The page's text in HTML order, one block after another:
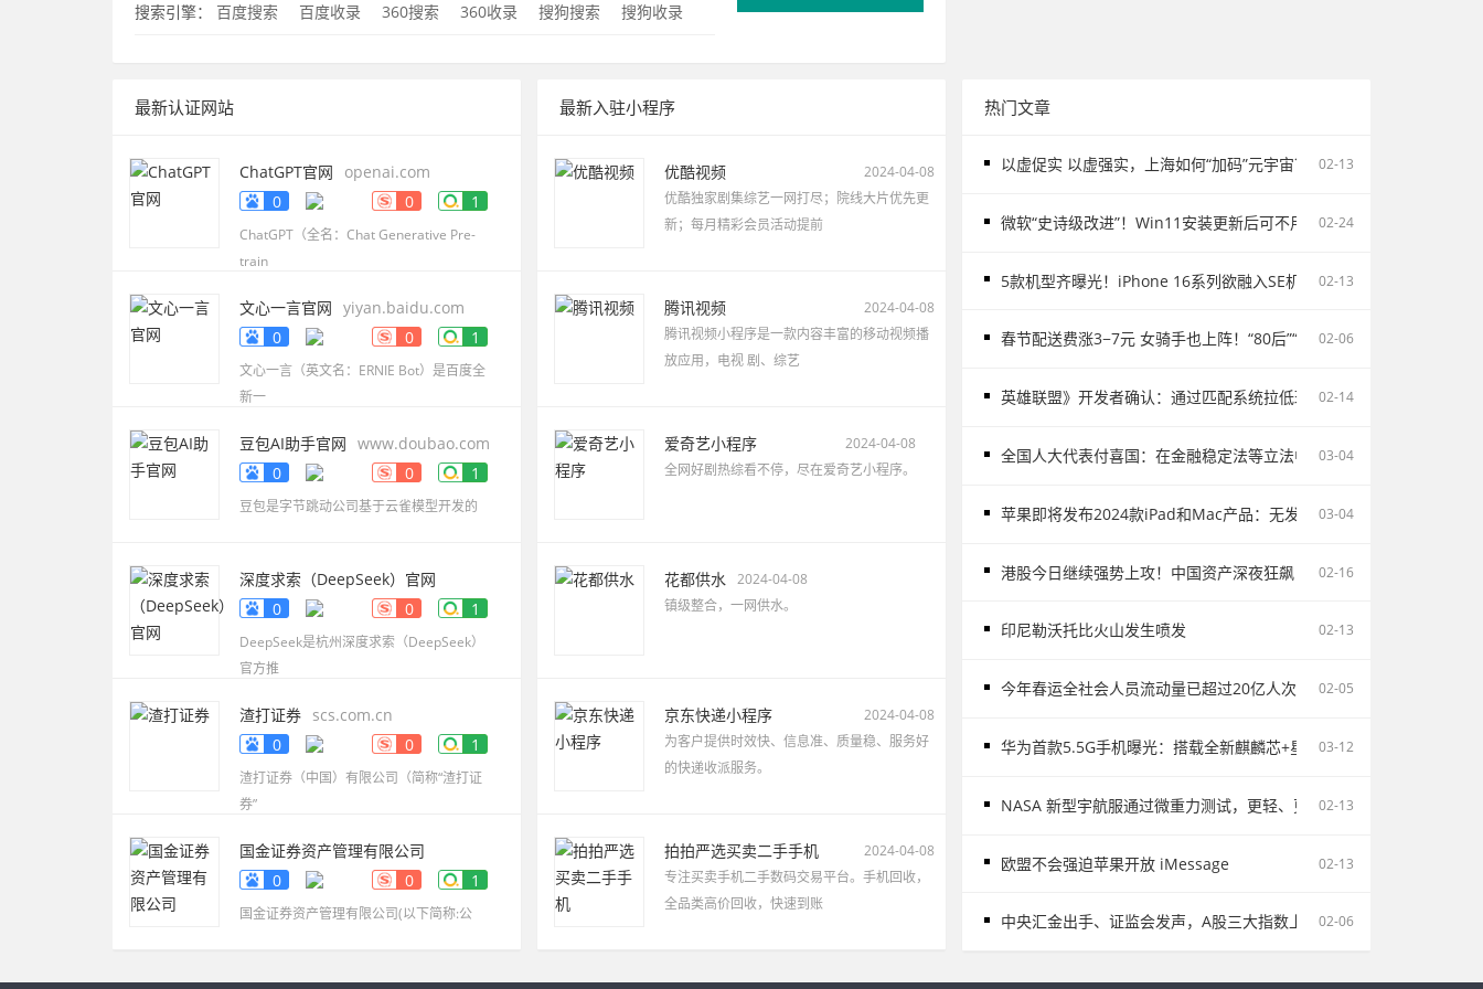
搜索引擎： 百度搜索 百度收录 360搜索 360收录 搜狗搜索 搜狗收录
最新认证网站
ChatGPT官网
openai.com
0
0 1
ChatGPT（全名：Chat Generative Pre-
train
文心一言官网 yiyan.baidu.com
0
0 1
文心一言（英文名：ERNIE Bot）是百度全
新一
豆包AI助手官网 www.doubao.com
0
0 1
豆包是字节跳动公司基于云雀模型开发的
深度求索（DeepSeek）官网
www.deepseek.com
0 0 1
DeepSeek是杭州深度求索（DeepSeek）
官方推
渣打证券 scs.com.cn
0
0 1
渣打证券（中国）有限公司（简称“渣打证
券”
国金证券资产管理有限公司
www.gjzq-zg.com.cn
0 0 1
国金证券资产管理有限公司(以下简称:公
最新入驻小程序
优酷视频
2024-04-08
优酷独家剧集综艺一网打尽；院线大片优先更
新；每月精彩会员活动提前
腾讯视频
2024-04-08
腾讯视频小程序是一款内容丰富的移动视频播
放应用，电视 剧、综艺
爱奇艺小程序
2024-04-08
全网好剧热综看不停，尽在爱奇艺小程序。
花都供水 2024-04-08
镇级整合，一网供水。
京东快递小程序
2024-04-08
为客户提供时效快、信息准、质量稳、服务好
的快递收派服务。
拍拍严选买卖二手手机
2024-04-08
专注买卖手机二手数码交易平台。手机回收，
全品类高价回收，快速到账
热门文章
以虚促实 以虚强实，上海如何“加码”元宇宙？ 02-13
微软“史诗级改进”！Win11安装更新后可不用重启电脑
02-24
5款机型齐曝光！iPhone 16系列欲融入SE机型：续航激增、8G内存、
02-13
春节配送费涨3−7元 女骑手也上阵！“80后”“90后”成配送主力
02-06
英雄联盟》开发者确认：通过匹配系统拉低玩家胜率并不存在
02-14
全国人大代表付喜国：在金融稳定法等立法中完善存款保险制度
03-04
苹果即将发布2024款iPad和Mac产品：无发布会直接上市
03-04
港股今日继续强势上攻！中国资产深夜狂飙 02-16
印尼勒沃托比火山发生喷发 02-13
今年春运全社会人员流动量已超过20亿人次 02-05
华为首款5.5G手机曝光：搭载全新麒麟芯+星河系统
03-12
NASA 新型宇航服通过微重力测试，更轻、更灵活
02-13
欧盟不会强迫苹果开放 iMessage 02-13
中央汇金出手、证监会发声，A股三大指数上涨02-06